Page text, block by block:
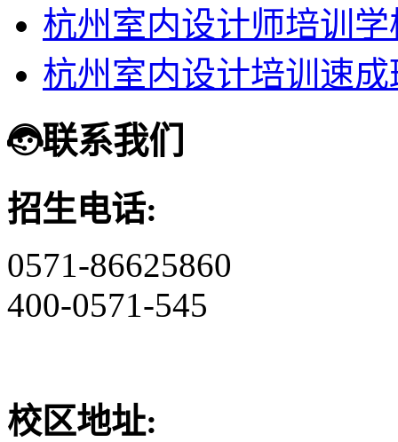
杭州室内设计师培训
杭州室内设计培训速成
联系我们
招生电话:
0571-86625860
400-0571-545
校区地址: